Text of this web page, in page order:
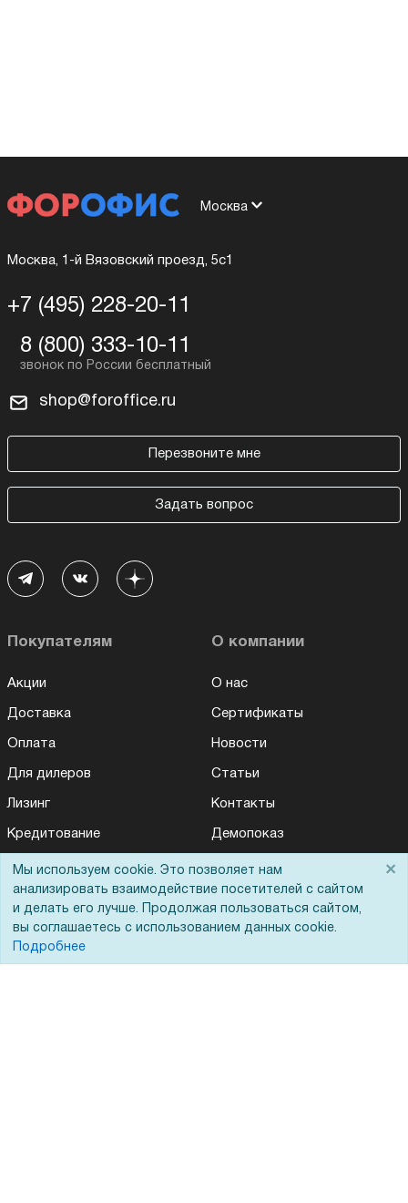
Москва
Москва, 1-й Вязовский проезд, 5с1
+7 (495) 228-20-11
8 (800) 333-10-11
shop@foroffice.ru
Перезвоните мне
Задать вопрос
Покупателям
Акции
Доставка
Оплата
Для дилеров
Лизинг
Кредитование
Госучреждениям
Тендеры
Бренды
ЭДО
О компании
О нас
Сертификаты
Новости
Статьи
Контакты
Демопоказ
Мы используем cookie. Это позволяет нам
анализировать взаимодействие посетителей с сайтом
и делать его лучше. Продолжая пользоваться сайтом,
вы соглашаетесь с использованием данных cookie.
Подробнее
×